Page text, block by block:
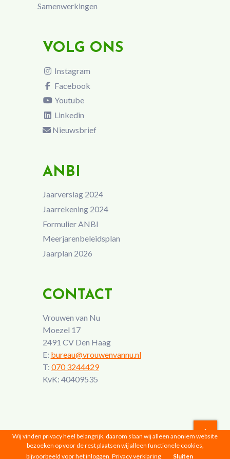
Samenwerkingen
VOLG ONS
Instagram
Facebook
Youtube
Linkedin
Nieuwsbrief
ANBI
Jaarverslag 2024
Jaarrekening 2024
Formulier ANBI
Meerjarenbeleidsplan
Jaarplan 2026
CONTACT
Vrouwen van Nu
Moezel 17
2491 CV Den Haag
E: bureau@vrouwenvannu.nl
T: 070 3244429
KvK: 40409535
Vrouwen van Nu © 2026 |Privacyverklaring
Wij vinden privacy heel belangrijk, daarom slaan wij alleen anoniem website
bezoeken op voor de rest plaatsen wij alleen functionele cookies,
bijvoorbeeld voor het inloggen. Privacy verklaring Sluiten